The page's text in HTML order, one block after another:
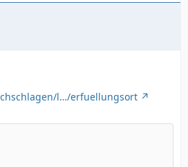
l…/erfuellungsort